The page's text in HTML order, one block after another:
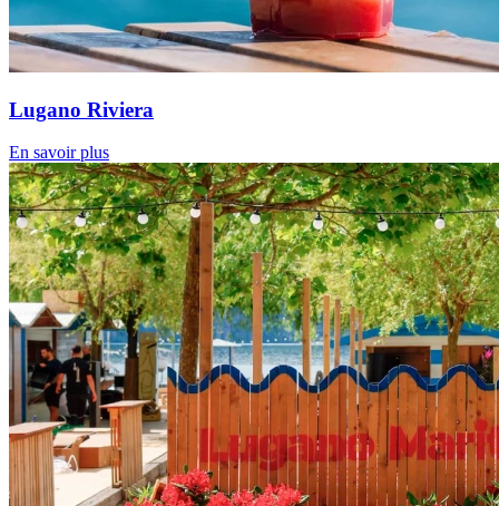
Lugano Riviera
En savoir plus